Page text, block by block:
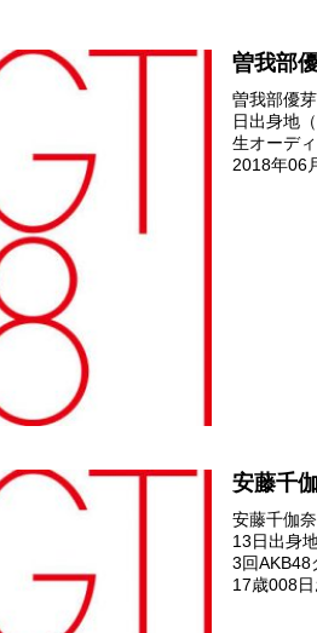
曽我部
曽我部優
日出身地
生オーデ
2018年06
安藤千
安藤千伽
13日出身
3回AKB48
17歳008